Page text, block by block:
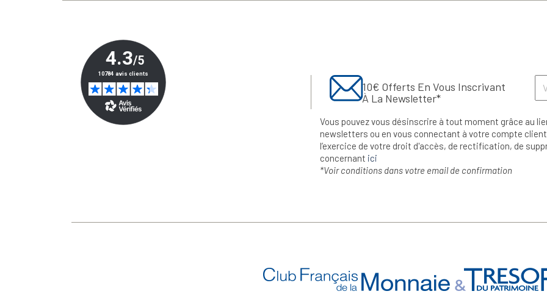
10€ Offerts En Vous Inscrivant
À La Newsletter*
Vous pouvez vous désinscrire à tout moment grâce au
newsletters ou en vous connectant à votre compte
l’exercice de votre droit d'accès, de rectification, de
concernant ici
*Voir conditions dans votre email de confirmation